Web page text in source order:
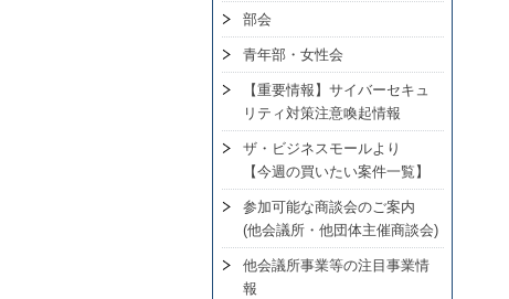
部会
青年部・女性会
【重要情報】サイバーセキュ
リティ対策注意喚起情報
ザ・ビジネスモールより
【今週の買いたい案件一覧】
参加可能な商談会のご案内
(他会議所・他団体主催商談会)
他会議所事業等の注目事業情
報